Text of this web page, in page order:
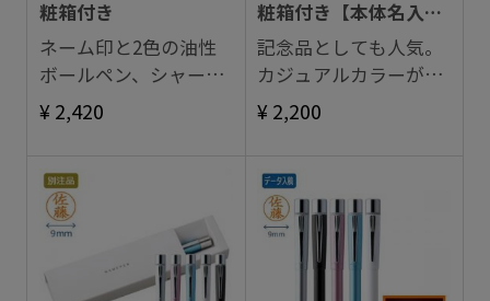
粧箱付き
ネーム印と2色の油性
ボールペン、シャープ
ペンシルが1本に。
¥ 2,420
粧箱付き【本体名入
れ】
記念品としても人気。
カジュアルカラーが魅
力なネームペン。
¥ 2,200